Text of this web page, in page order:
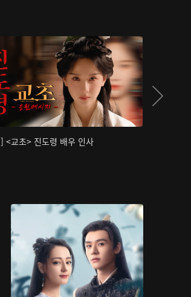
<교초> 진도령 배우 인사